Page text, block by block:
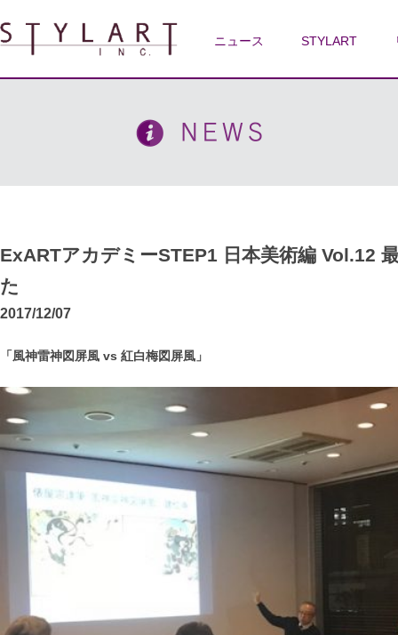
ニュース STYLART
ExARTアカデミーSTEP1 日本美術編 Vol.12
た
2017/12/07
「風神雷神図屏風 vs 紅白梅図屏風」